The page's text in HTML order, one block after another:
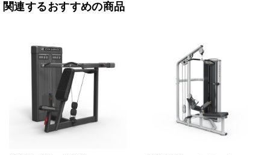
関連するおすすめの商品